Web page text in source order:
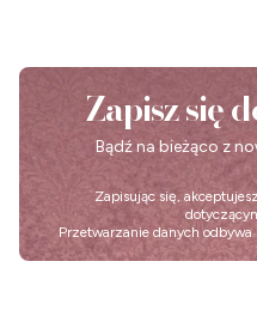
Zapisz się
Bądź na bieżąco z
Zapisując się,
Przetwarzanie danych odbywa